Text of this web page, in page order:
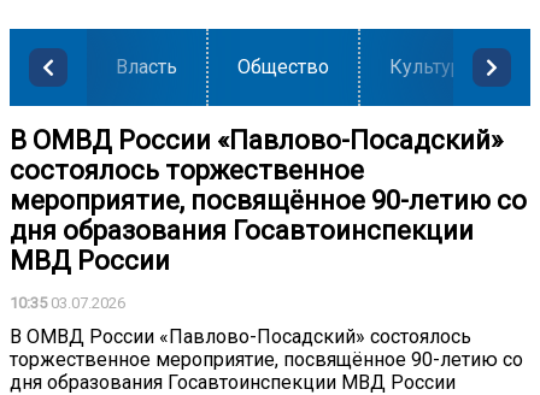
Власть Общество Культура
В ОМВД России «Павлово-Посадский»
состоялось торжественное
мероприятие, посвящённое 90-летию со
дня образования Госавтоинспекции
МВД России
10:3503.07.2026
В ОМВД России «Павлово-Посадский» состоялось
торжественное мероприятие, посвящённое 90-летию со
дня образования Госавтоинспекции МВД России